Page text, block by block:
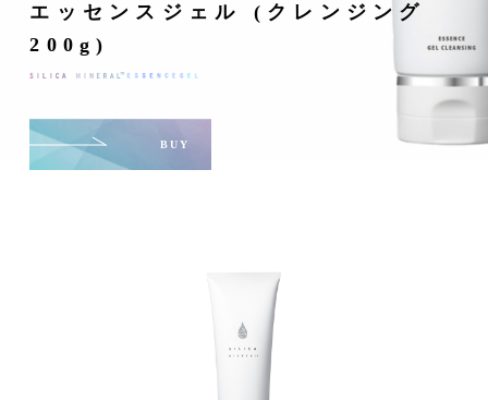
エッセンスジェル (クレンジング
200g)
BUY